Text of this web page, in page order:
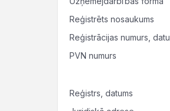
Reģistrēts nosaukums
Reģistrācijas numurs,
PVN numurs
Reģistrs, datums